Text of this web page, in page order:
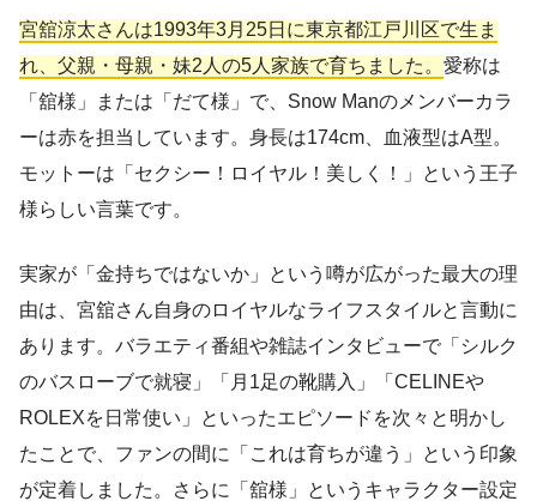
宮舘涼太さんは1993年3月25日に東京都江戸川区で生ま
れ、父親・母親・妹2人の5人家族で育ちました。 愛称は
「舘様」または「だて様」で、Snow Manのメンバーカラ
ーは赤を担当しています。身長は174cm、血液型はA型。
モットーは「セクシー！ロイヤル！美しく！」という王子
様らしい言葉です。
実家が「金持ちではないか」という噂が広がった最大の理
由は、宮舘さん自身のロイヤルなライフスタイルと言動に
あります。バラエティ番組や雑誌インタビューで「シルク
のバスローブで就寝」「月1足の靴購入」「CELINEや
ROLEXを日常使い」といったエピソードを次々と明かし
たことで、ファンの間に「これは育ちが違う」という印象
が定着しました。さらに「舘様」というキャラクター設定